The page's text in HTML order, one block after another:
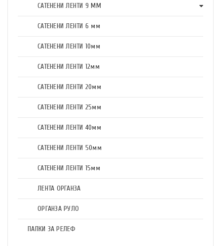
САТЕНЕНИ ЛЕНТИ 9 ММ
САТЕНЕНИ ЛЕНТИ 6 мм
САТЕНЕНИ ЛЕНТИ 10мм
САТЕНЕНИ ЛЕНТИ 12мм
САТЕНЕНИ ЛЕНТИ 20мм
САТЕНЕНИ ЛЕНТИ 25мм
САТЕНЕНИ ЛЕНТИ 40мм
САТЕНЕНИ ЛЕНТИ 50мм
САТЕНЕНИ ЛЕНТИ 15мм
ЛЕНТА ОРГАНЗА
ОРГАНЗА РУЛО
ПАПКИ ЗА РЕЛЕФ